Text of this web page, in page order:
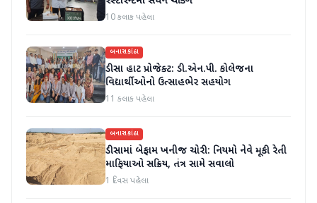
10 કલાક પહેલા
બનાસકાંઠા
ડીસા હાટ પ્રોજેક્ટ: ડી.એન.પી. કોલેજના
વિદ્યાર્થીઓનો ઉત્સાહભેર સહયોગ
11 કલાક પહેલા
બનાસકાંઠા
ડીસામાં બેફામ ખનીજ ચોરી: નિયમો નેવે મૂકી રેતી
માફિયાઓ સક્રિય, તંત્ર સામે સવાલો
1 દિવસ પહેલા